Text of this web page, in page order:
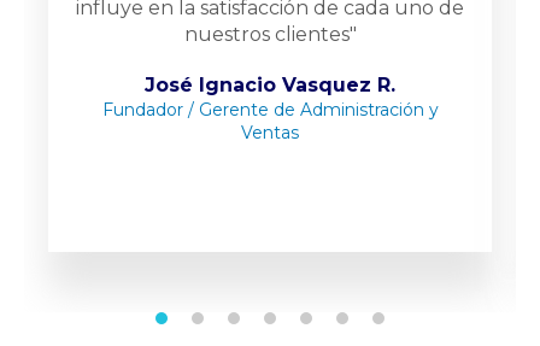
influye en la satisfacción de cada uno de
nuestros clientes"
José Ignacio Vasquez R.
Fundador / Gerente de Administración y
Ventas